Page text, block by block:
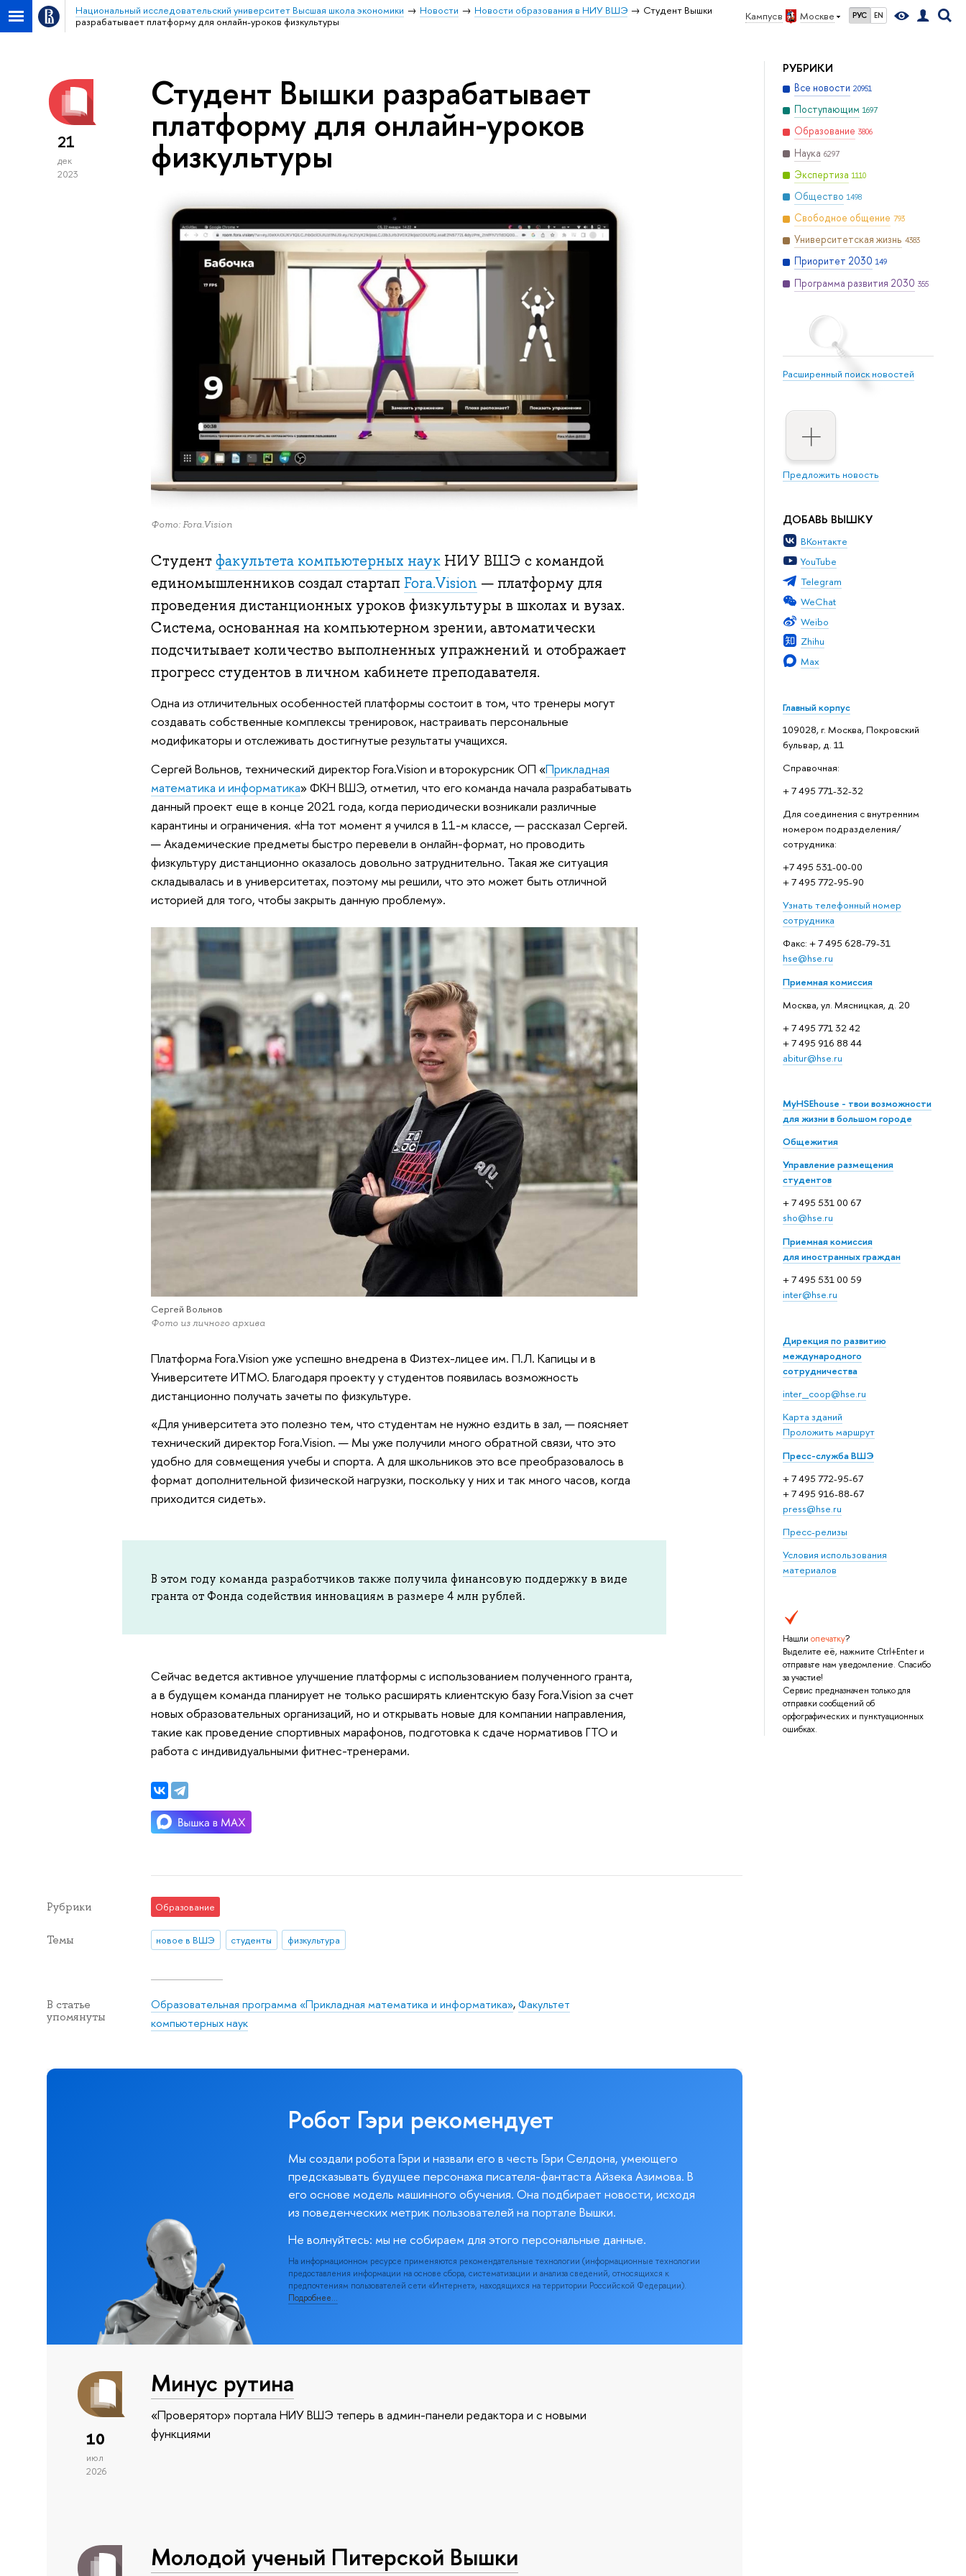
Кампус в Москве РУС EN
Национальный исследовательский университет Высшая школа экономики Новости Новости образования в НИУ ВШЭ
Студент Вышки
разрабатывает платформу для онлайн-уроков физкультуры
РУБРИКИ
Все новости 20951
Поступающим 1697
Образование 3806
Наука 6297
Экспертиза 1110
Общество 1498
Свободное общение 793
Университетская жизнь 4383
Приоритет 2030 149
Программа развития 2030 355
Расширенный поиск новостей
Предложить новость
ДОБАВЬ ВЫШКУ
ВКонтакте
YouTube
Telegram
WeChat
Weibo
Zhihu
Max
Главный корпус
109028, г. Москва, Покровский
бульвар, д. 11
Справочная:
+ 7 495 771-32-32
Для соединения с внутренним
номером подразделения/
сотрудника:
+7 495 531-00-00
+ 7 495 772-95-90
Узнать телефонный номер
сотрудника
Факс: + 7 495 628-79-31
hse@hse.ru
Приемная комиссия
Москва, ул. Мясницкая, д. 20
+ 7 495 771 32 42
+ 7 495 916 88 44
abitur@hse.ru
MyHSEhouse - твои возможности
для жизни в большом городе
Общежития
Управление размещения
студентов
+ 7 495 531 00 67
sho@hse.ru
Приемная комиссия
для иностранных граждан
+ 7 495 531 00 59
inter@hse.ru
Дирекция по развитию
международного
сотрудничества
inter_coop@hse.ru
Карта зданий
Проложить маршрут
Пресс-служба ВШЭ
+ 7 495 772-95-67
+ 7 495 916-88-67
press@hse.ru
Пресс-релизы
Условия использования
материалов
Нашли опечатку?
Выделите её, нажмите Ctrl+Enter и
отправьте нам уведомление. Спасибо
за участие!
Сервис предназначен только для
отправки сообщений об
орфографических и пунктуационных
ошибках.
21
дек
2023
Студент Вышки разрабатывает
платформу для онлайн-уроков
физкультуры
Фото: Fora.Vision
Студентфакультета компьютерных наукНИУ ВШЭ с командой
единомышленников создал стартап Fora.Vision — платформу для
проведения дистанционных уроков физкультуры в школах и вузах.
Система, основанная на компьютерном зрении, автоматически
подсчитывает количество выполненных упражнений и отображает
прогресс студентов в личном кабинете преподавателя.
Одна из отличительных особенностей платформы состоит в том, что тренеры могут
создавать собственные комплексы тренировок, настраивать персональные
модификаторы и отслеживать достигнутые результаты учащихся.
Сергей Вольнов, технический директор Fora.Vision и второкурсник ОП «Прикладная
математика и информатика» ФКН ВШЭ, отметил, что его команда начала разрабатывать
данный проект еще в конце 2021 года, когда периодически возникали различные
карантины и ограничения. «На тот момент я учился в 11-м классе, — рассказал Сергей.
— Академические предметы быстро перевели в онлайн-формат, но проводить
физкультуру дистанционно оказалось довольно затруднительно. Такая же ситуация
складывалась и в университетах, поэтому мы решили, что это может быть отличной
историей для того, чтобы закрыть данную проблему».
Сергей Вольнов
Фото из личного архива
Платформа Fora.Vision уже успешно внедрена в Физтех-лицее им. П.Л. Капицы и в
Университете ИТМО. Благодаря проекту у студентов появилась возможность
дистанционно получать зачеты по физкультуре.
«Для университета это полезно тем, что студентам не нужно ездить в зал, — поясняет
технический директор Fora.Vision. — Мы уже получили много обратной связи, что это
удобно для совмещения учебы и спорта. А для школьников это все преобразовалось в
формат дополнительной физической нагрузки, поскольку у них и так много часов, когда
приходится сидеть».
В этом году команда разработчиков также получила финансовую поддержку в виде
гранта от Фонда содействия инновациям в размере 4 млн рублей.
Сейчас ведется активное улучшение платформы с использованием полученного гранта,
а в будущем команда планирует не только расширять клиентскую базу Fora.Vision за счет
новых образовательных организаций, но и открывать новые для компании направления,
такие как проведение спортивных марафонов, подготовка к сдаче нормативов ГТО и
работа с индивидуальными фитнес-тренерами.
Рубрики Образование
Темы новое в ВШЭ студенты физкультура
В статье
упомянуты
Образовательная программа «Прикладная математика и информатика»,Факультет
компьютерных наук
Робот Гэри рекомендует
Мы создали робота Гэри и назвали его в честь Гэри Селдона, умеющего
предсказывать будущее персонажа писателя-фантаста Айзека Азимова. В
его основе модель машинного обучения. Она подбирает новости, исходя
из поведенческих метрик пользователей на портале Вышки.
Не волнуйтесь: мы не собираем для этого персональные данные.
На информационном ресурсе применяются рекомендательные технологии (информационные технологии
предоставления информации на основе сбора, систематизации и анализа сведений, относящихся к
предпочтениям пользователей сети «Интернет», находящихся на территории Российской Федерации).
Подробнее…
10
июл
2026
Минус рутина
«Проверятор» портала НИУ ВШЭ теперь в админ-панели редактора и с новыми
функциями
Молодой ученый Питерской Вышки